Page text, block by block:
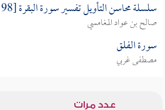
سلسلة محاسن التأويل تفسير سورة البقرة [198-205]
صالح بن عواد المغامسي
سورة الفلق
مصطفى غربي
عدد مرات